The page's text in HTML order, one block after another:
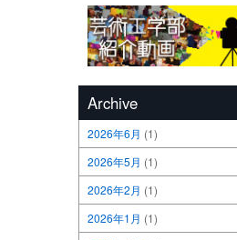
Archive
2026年6月 (1)
2026年5月 (1)
2026年2月 (1)
2026年1月 (1)